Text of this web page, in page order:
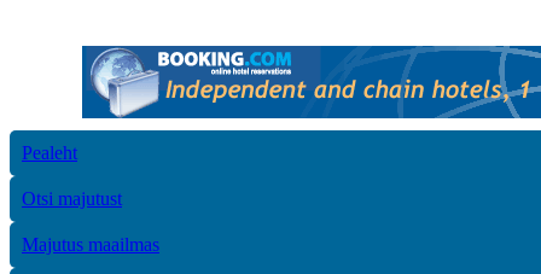
Pealeht
Otsi majutust
Majutus maailmas